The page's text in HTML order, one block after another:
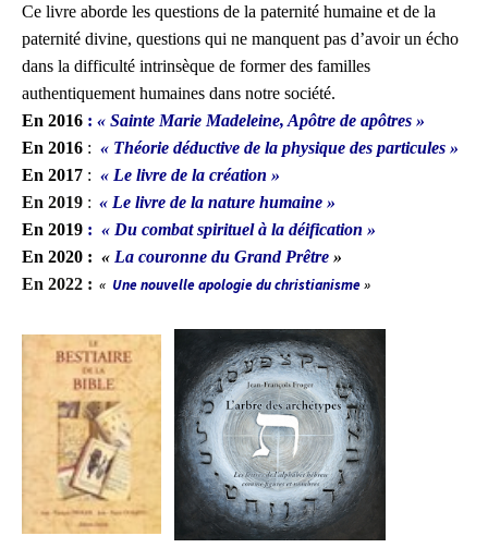
Ce livre aborde les questions de la paternité humaine et de la
paternité divine, questions qui ne manquent pas d’avoir un écho
dans la difficulté intrinsèque de former des familles
authentiquement humaines dans notre société.
En 2016 : « Sainte Marie Madeleine, Apôtre de apôtres »
En 2016 : « Théorie déductive de la physique des particules »
En 2017 : « Le livre de la création »
En 2019 : « Le livre de la nature humaine »
En 2019 : « Du combat spirituel à la déification »
En 2020 : « La couronne du Grand Prêtre »
En 2022 : « Une nouvelle apologie du christianisme»